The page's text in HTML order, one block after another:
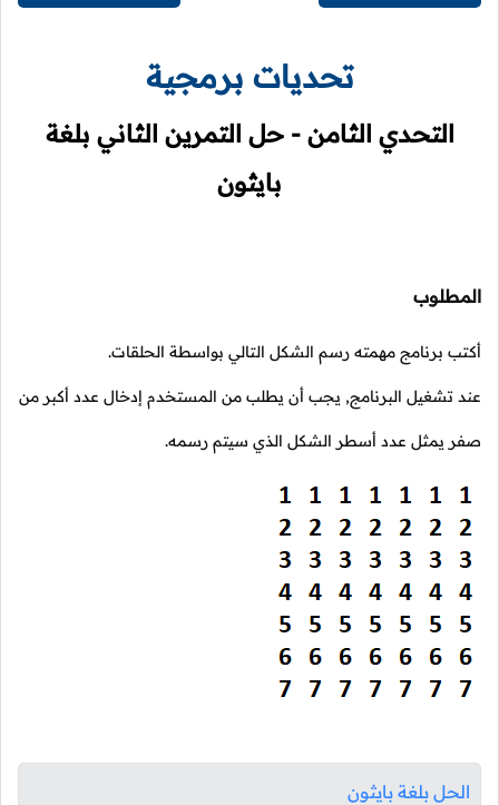
تحديات برمجية
التحدي الثامن - حل التمرين الثاني بلغة
بايثون
المطلوب
أكتب برنامج مهمته رسم الشكل التالي بواسطة الحلقات.
عند تشغيل البرنامج, يجب أن يطلب من المستخدم إدخال عدد أكبر من
صفر يمثل عدد أسطر الشكل الذي سيتم رسمه.
الحل بلغة بايثون